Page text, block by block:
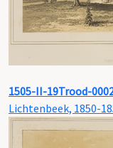
1505-II-19Trood-
Lichtenbeek, 1850-